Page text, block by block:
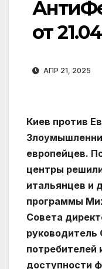
от
АПР 21, 2025
Киев против
европейцев.
центры
итальянцев и
программы
Совета
потребителей
доступности